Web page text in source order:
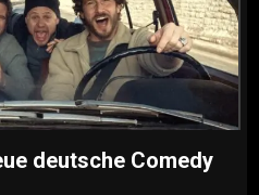
deutsche Comedy